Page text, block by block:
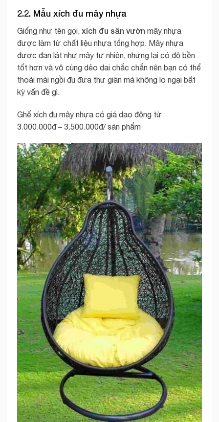
2.2. Mẫu xích đu mây nhựa
Giống như tên gọi, xích đu sân vườn mây nhựa
được làm từ chất liệu nhựa tổng hợp. Mây nhựa
được đan lát như mây tự nhiên, nhưng lại có độ bền
tốt hơn và vô cùng dẻo dai chắc chắn nên bạn có thể
thoải mái ngồi đu đưa thư giãn mà không lo ngại bất
kỳ vấn đề gì.
Ghế xích đu mây nhựa có giá dao động từ
3.000.000đ – 3.500.000đ/ sản phẩm